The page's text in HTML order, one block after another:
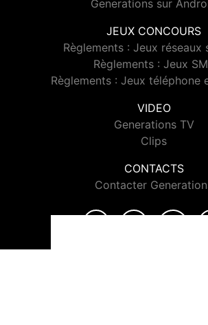
Generations sur
JEUX CONCOURS
Règlements : Jeux réseaux
Règlements : Jeux
Règlements : Jeux téléphone
VIDEO
Generations TV
Clips
CONTACTS
Contacter